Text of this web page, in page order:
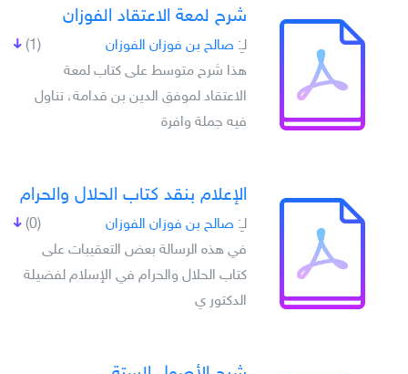
شرح لمعة الاعتقاد الفوزان
(1) لـِ: صالح بن فوزان الفوزان
هذا شرح متوسط على كتاب لمعة
الاعتقاد لموفق الدين بن قدامة، تناول
فيه جملة وافرة
الإعلام بنقد كتاب الحلال والحرام
(0) لـِ: صالح بن فوزان الفوزان
في هذه الرسالة بعض التعقيبات على
كتاب الحلال والحرام في الإسلام لفضيلة
الدكتور ي